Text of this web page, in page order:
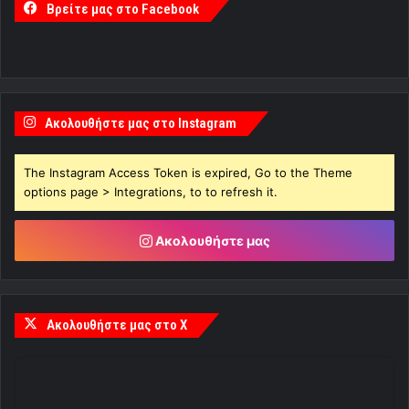
Βρείτε μας στο Facebook
Ακολουθήστε μας στο Instagram
The Instagram Access Token is expired, Go to the Theme
options page > Integrations, to to refresh it.
Ακολουθήστε μας
Ακολουθήστε μας στο X